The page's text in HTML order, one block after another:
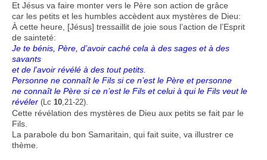
Et Jésus va faire monter vers le Père son action de grâce
car les petits et les humbles accèdent aux mystères de Dieu:
À cette heure, [Jésus] tressaillit de joie sous l’action de l’Esprit
de sainteté:
Je te bénis, Père, d’avoir caché cela à des sages et à des
savants
et de l’avoir révélé à des tout petits.
Personne ne connaît le Fils si ce n’est le Père et personne
ne connaît le Père si ce n’est le Fils et celui à qui le Fils veut le
révéler (Lc 10,21-22)
Cette révélation des mystères de Dieu aux petits se fait par le
Fils.
La parabole du bon Samaritain, qui fait suite, va illustrer ce
thème.